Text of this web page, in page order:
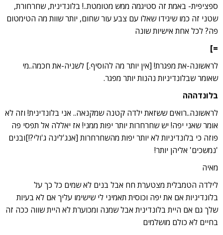
ספציפית- באמת זה סטיגמה ממש מטומטת..! בלונדינית, שחרחורת,
שטני זה כמו שיגידו שאלו עם צבע עור שחום, יותר שוות מה הטימטום
פה? לכל אחת אישיות שונה
=]
לראשונה-את מפגרת! [אין יותר מה להוסיף.] לשניה-את חכמה..מי
שאומר שבלונדיניות נהנות יותר מפגר.
בלונדההה
לראשונה..רואים ששזאת ילדה קטנה שמקנאה.. אני בלונדינית! וזה לא
אומר שאני יפה! יש שחרחרות יותר יפות ממני! אז יאללה אל תפסי פה
פוזה כי בלונדיניות לא יותר יפות מהשחרחרות [אנג'לינה ג'ולי?!]ובנים
'נמשכים' אליהן יותר!
מאיה
לילדה הטמבלית מצטערת חח אבל בנים לא שמים כל כך על
בלונדיניות אם את יפה וכוסית תאמיני לי שישימו עליך אם לא בעיות
שלך גם אם היית בלונדינית אבל שמנה ומכוערת לא היית שווה ככה זה
בחיים לא כולם מושלמים